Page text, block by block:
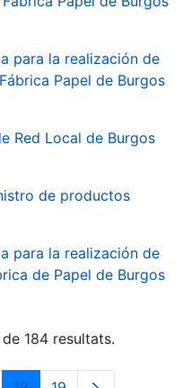
para la realización de
Papel de Burgos
Red Local de Burgos
de productos
para la realización de
de Papel de Burgos
184 resultats.